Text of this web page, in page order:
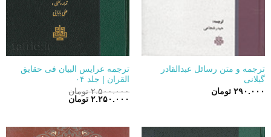
ترجمه و متن رسائل عبدالقادر
گیلانی
۲۹۰.۰۰۰ تومان
ترجمه عرایس البیان فی حقایق
القران | جلد ۰۴
۲.۵۰۰.۰۰۰ تومان
قیمت
۲.۲۵۰.۰۰۰ تومانقیمت